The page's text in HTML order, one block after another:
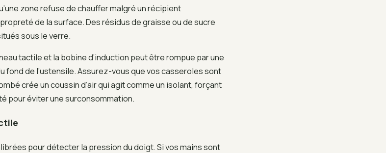
zone refuse de chauffer malgré un récipient
de la surface. Des résidus de graisse ou de sucre
sous le verre.
tactile et la bobine d’induction peut être rompue par une
fond de l’ustensile. Assurez-vous que vos casseroles sont
crée un coussin d’air qui agit comme un isolant, forçant
pour éviter une surconsommation.
pour détecter la pression du doigt. Si vos mains sont